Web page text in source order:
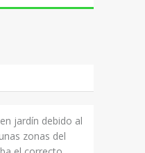
jardín debido al
zonas del